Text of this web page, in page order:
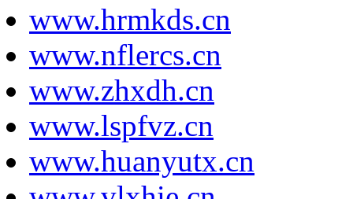
www.hrmkds.cn
www.nflercs.cn
www.zhxdh.cn
www.lspfvz.cn
www.huanyutx.cn